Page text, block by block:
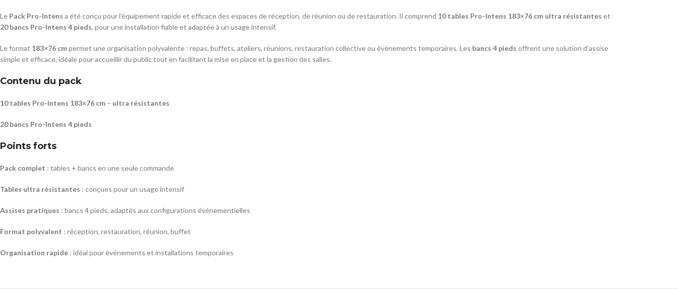
Le Pack Pro-Intens a été conçu pour l’équipement rapide et efficace des espaces de réception, de réunion ou de restauration. Il comprend 10 tables Pro-Intens 183×76 cm ultra résistantes et
20 bancs Pro-Intens 4 pieds, pour une installation fiable et adaptée à un usage intensif.
Le format 183×76 cmpermet une organisation polyvalente : repas, buffets, ateliers, réunions, restauration collective ou événements temporaires. Les bancs 4 pieds offrent une solution d’assise
simple et efficace, idéale pour accueillir du public tout en facilitant la mise en place et la gestion des salles.
Contenu du pack
10 tables Pro-Intens 183×76 cm – ultra résistantes
20 bancs Pro-Intens 4 pieds
Points forts
Pack complet : tables + bancs en une seule commande
Tables ultra résistantes : conçues pour un usage intensif
Assises pratiques : bancs 4 pieds, adaptés aux configurations événementielles
Format polyvalent : réception, restauration, réunion, buffet
Organisation rapide : idéal pour événements et installations temporaires